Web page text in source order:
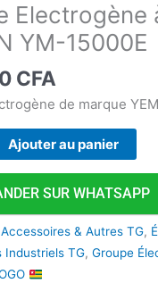
Electrogène
YM-15000E
CFA
de marque
Ajouter au panier
SUR WHATSAPP
Accessoires & Autres TG,
Industriels TG,Groupe